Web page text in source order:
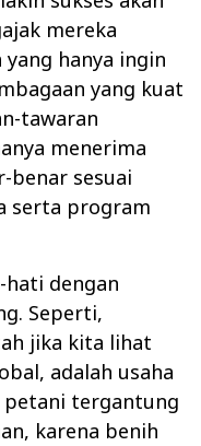
mereka
yang hanya ingin
yang kuat
tawaran
menerima
benar sesuai
serta program
dengan
Seperti,
jika kita lihat
adalah usaha
tergantung
karena benih